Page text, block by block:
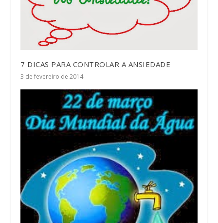
7 DICAS PARA CONTROLAR A ANSIEDADE
3 de fevereiro de 2014